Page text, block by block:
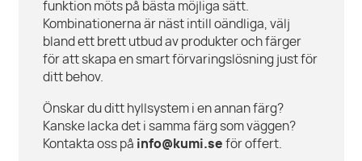
funktion möts på bästa möjliga sätt.
Kombinationerna är näst intill oändliga, välj
bland ett brett utbud av produkter och färger
för att skapa en smart förvaringslösning just för
ditt behov.
Önskar du ditt hyllsystem i en annan färg?
Kanske lacka det i samma färg som väggen?
Kontakta oss på info@kumi.se för offert.